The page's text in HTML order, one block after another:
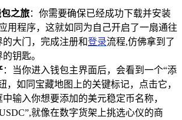
之旅：你需要确保已经成功下载并安装
用程序，这就如同为自己开启了一扇通往
大门，完成注册和登录流程,仿佛拿到了
钥匙。
：当你进入钱包主界面后，会看到一个“添
，如同宝藏地图上的关键标记，点击它，
输入你想要添加的美元稳定币名称，
就像在数字货架上挑选心仪的商